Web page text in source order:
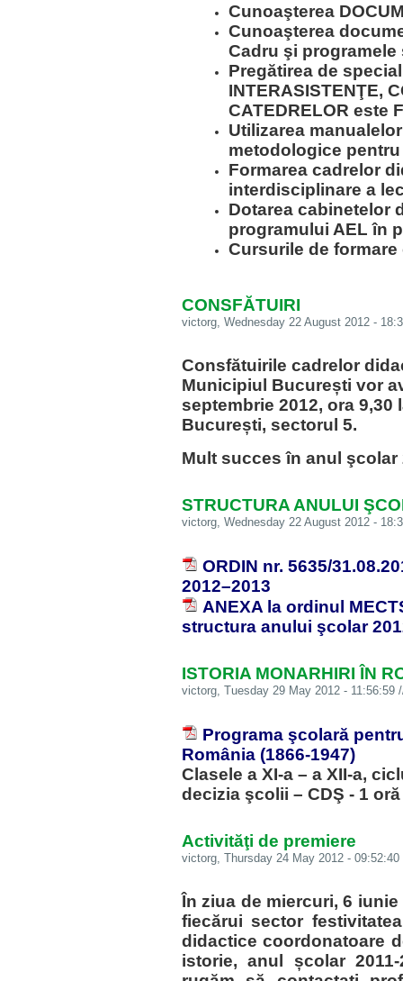
Cunoaşterea
Cunoaşterea
Cadru şi
Pregătirea de
INTERASISTENŢE,
CATEDRELOR este
Utilizarea
metodologice
Formarea cadrelor
interdisciplinare a
Dotarea cabinetelor
programului AEL în
Cursurile de
CONSFĂTUIRI
victorg , Wednesday 22 August 2012 -
Consfătuirile cadrelor
Municipiul București vor
septembrie 2012, ora 9,30
București, sectorul 5.
Mult succes în anul şcolar
STRUCTURA ANULUI
victorg , Wednesday 22 August 2012 -
ORDIN nr. 5635/
2012–2013
ANEXA la ordinul
structura anului şcolar
ISTORIA MONARHIRI ÎN
victorg , Tuesday 29 May 2012 - 11:56:59
Programa şcolară
România (1866-1947)
Clasele a XI-a – a XII-a,
decizia şcolii – CDŞ - 1
Activităţi de premiere
victorg , Thursday 24 May 2012 -
În ziua de miercuri, 6
fiecărui sector
didactice coordonatoare
istorie, anul școlar